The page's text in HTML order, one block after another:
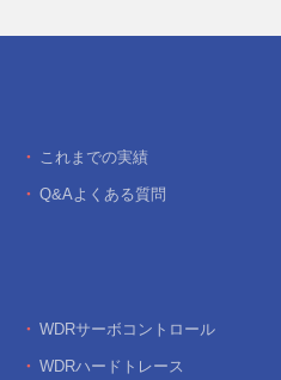
これまでの実績
Q&Aよくある質問
WDRサーボコントロール
WDRハードトレース